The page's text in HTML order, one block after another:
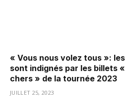
« Vous nous volez tous »:
sont indignés par les billets
chers » de la tournée 2023
JUILLET 25, 2023